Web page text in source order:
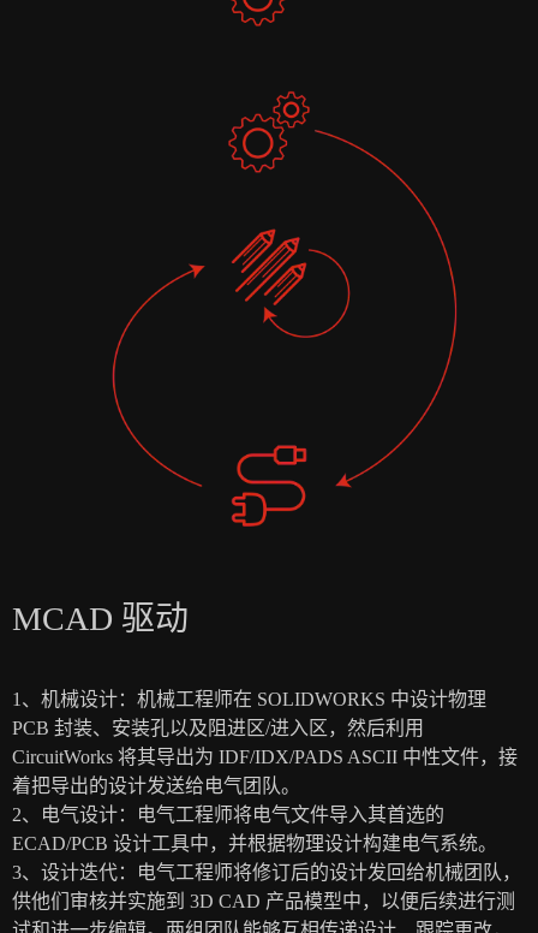
MCAD 驱动
1、机械设计：机械工程师在 SOLIDWORKS 中设计物理
PCB 封装、安装孔以及阻进区/进入区，然后利用
CircuitWorks 将其导出为 IDF/IDX/PADS ASCII 中性文件，接
着把导出的设计发送给电气团队。
2、电气设计：电气工程师将电气文件导入其首选的
ECAD/PCB 设计工具中，并根据物理设计构建电气系统。
3、设计迭代：电气工程师将修订后的设计发回给机械团队，
供他们审核并实施到 3D CAD 产品模型中，以便后续进行测